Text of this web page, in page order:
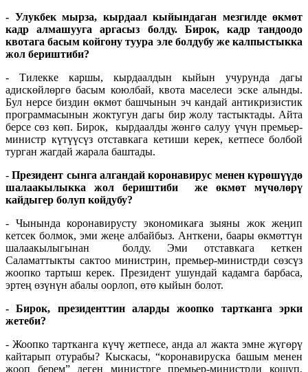
- Улукбек мырза, кырдаал кыйындаган мезгилде өкмөт
кадр алмашууга аргасыз болду. Бирок, кадр тандоодо
квотага басым койгону туура эле болдубу же калпыстыкка
жол бериштиби?
- Тилекке каршы, кырдаалдын кыйын учурунда дагы
адискөйлөргө басым коюлбай, квота маселеси эске алынды.
Бул нерсе биздин өкмөт башчынын эч кандай антикризистик
программасынын жоктугун дагы бир жолу тастыктады. Айта
берсе сөз көп. Бирок, кырдаалды жөнгө салуу үчүн премьер-
министр күтүүсүз отставкага кетиши керек, кетпесе болбой
турган жагдай жарала баштады.
-Президент сынга алгандай коронавирус менен күрөшүүдө
шалаакылыкка жол бериштиби же өкмөт мүчөлөрү
кайдыгер болуп койдубу?
- Чынында коронавирусту экономикаға зыяны жок жеңип
кетсек болмок, эми жеңе албайбыз. Анткени, баары өкмөттүн
шалаакылыгынан болду. Эми отставкага кеткен
Саламаттыкты сактоо министрин, премьер-министрди сөзсүз
жоопко тартыш керек. Президент ушундай кадамга барбаса,
эртең өзүнүн абалы оорлоп, өтө кыйын болот.
- Бирок, президенттин аларды жоопко тартканга эрки
жетеби?
- Жоопко тартканга күчү жетпесе, анда ал жакта эмне жүгөрү
кайтарып отурабы? Кыскасы, “коронавируска башым менен
жооп берем” деген министрге премьер-министрди кошуп,